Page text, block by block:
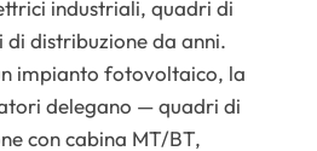
industriali, quadri di
di distribuzione da anni.
impianto fotovoltaico, la
delegano — quadri di
con cabina MT/BT,